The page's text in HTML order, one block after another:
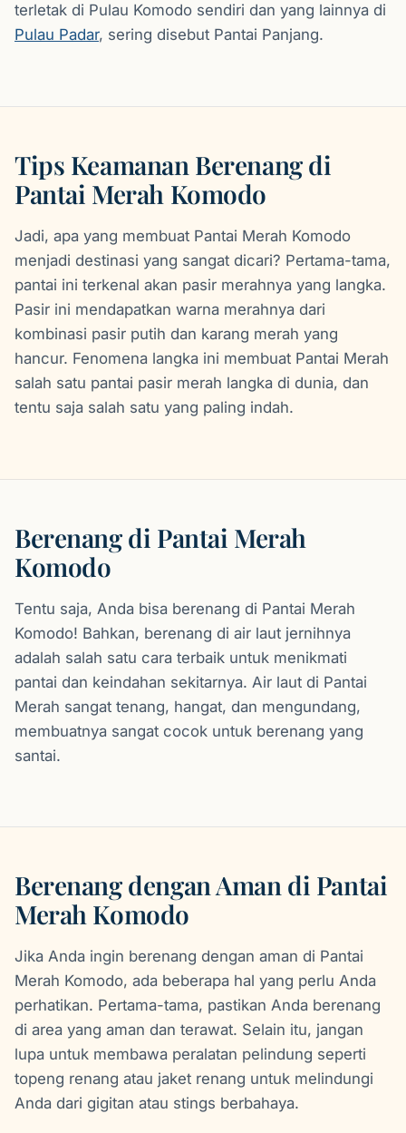
terletak di Pulau Komodo sendiri dan yang lainnya di
Pulau Padar, sering disebut Pantai Panjang.
Tips Keamanan Berenang di
Pantai Merah Komodo
Jadi, apa yang membuat Pantai Merah Komodo
menjadi destinasi yang sangat dicari? Pertama-tama,
pantai ini terkenal akan pasir merahnya yang langka.
Pasir ini mendapatkan warna merahnya dari
kombinasi pasir putih dan karang merah yang
hancur. Fenomena langka ini membuat Pantai Merah
salah satu pantai pasir merah langka di dunia, dan
tentu saja salah satu yang paling indah.
Berenang di Pantai Merah
Komodo
Tentu saja, Anda bisa berenang di Pantai Merah
Komodo! Bahkan, berenang di air laut jernihnya
adalah salah satu cara terbaik untuk menikmati
pantai dan keindahan sekitarnya. Air laut di Pantai
Merah sangat tenang, hangat, dan mengundang,
membuatnya sangat cocok untuk berenang yang
santai.
Berenang dengan Aman di Pantai
Merah Komodo
Jika Anda ingin berenang dengan aman di Pantai
Merah Komodo, ada beberapa hal yang perlu Anda
perhatikan. Pertama-tama, pastikan Anda berenang
di area yang aman dan terawat. Selain itu, jangan
lupa untuk membawa peralatan pelindung seperti
topeng renang atau jaket renang untuk melindungi
Anda dari gigitan atau stings berbahaya.